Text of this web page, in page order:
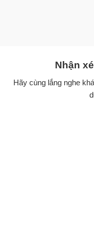
Nhận
Hãy cùng lắng nghe